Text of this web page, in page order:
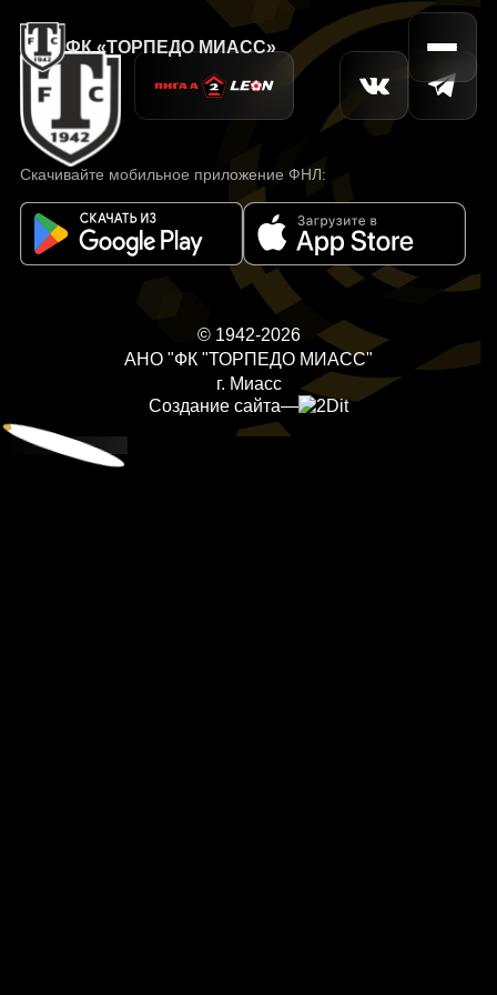
ФК «ТОРПЕДО МИАСС»
Скачивайте мобильное приложение ФНЛ:
© 1942-2026
АНО "ФК "ТОРПЕДО МИАСС"
г. Миасс
Создание сайта—